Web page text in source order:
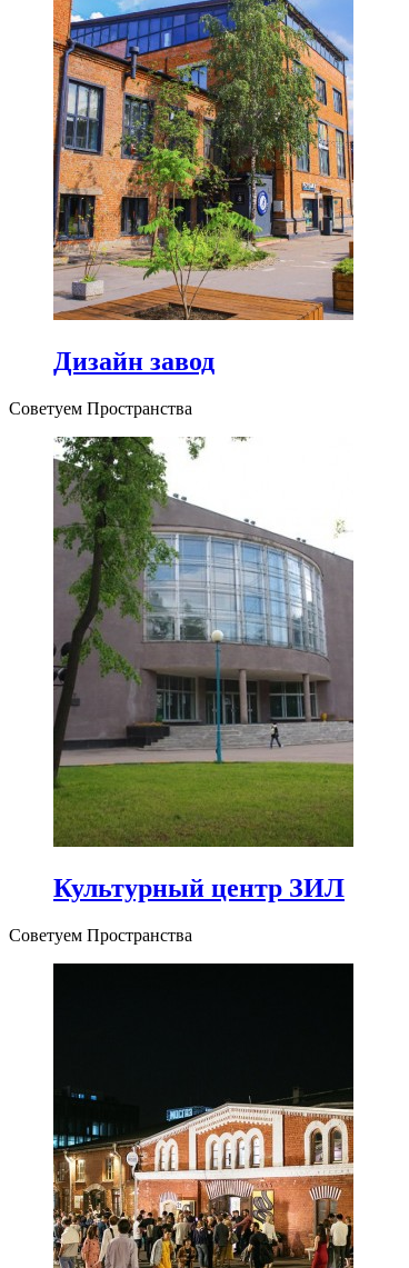
Дизайн завод
Советуем Пространства
Культурный центр ЗИЛ
Советуем Пространства